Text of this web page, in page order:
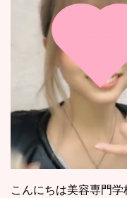
こんにちは美容専門学